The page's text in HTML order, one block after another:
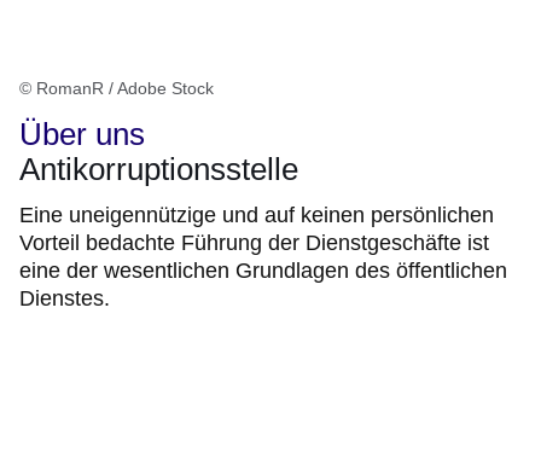
© RomanR / Adobe Stock
Über uns
Antikorruptionsstelle
Eine uneigennützige und auf keinen persönlichen
Vorteil bedachte Führung der Dienstgeschäfte ist
eine der wesentlichen Grundlagen des öffentlichen
Dienstes.